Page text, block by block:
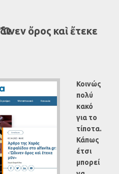
ὄρος καὶ ἔτεκε
Κοινώς
πολύ
κακό
για το
τίποτα.
Κάπως
έτσι
μπορεί